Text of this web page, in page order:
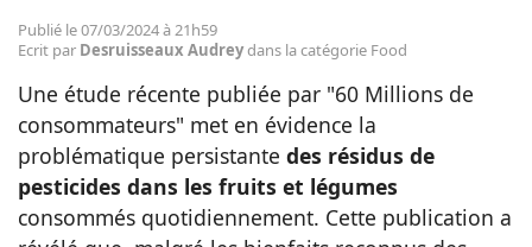
Divertissement
Insolite
Publié le 07/03/2024 à 21h59
Ecrit par Desruisseaux Audreydans la catégorie Food
Une étude récente publiée par "60 Millions de
consommateurs" met en évidence la
problématique persistante des résidus de
pesticides dans les fruits et légumes
consommés quotidiennement. Cette publication a